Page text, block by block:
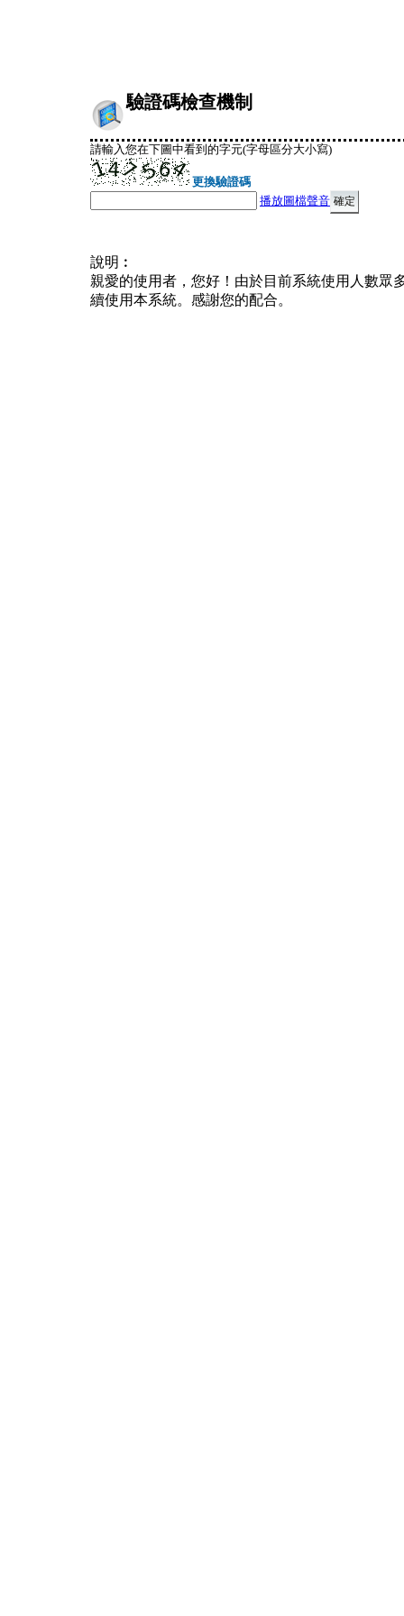
驗證碼檢查機制
請輸入您在下圖中看到的字元(字母區分大小寫)
更換驗證碼
播放圖檔聲音
說明︰
親愛的使用者，您好！由於目前系統使用人數眾
續使用本系統。感謝您的配合。